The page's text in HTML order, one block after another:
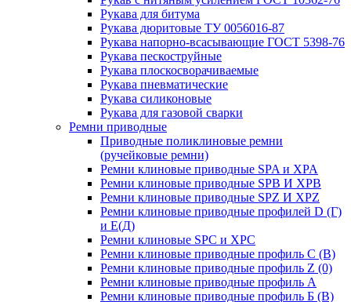
Рукава для битума
Рукава дюритовые ТУ 0056016-87
Рукава напорно-всасывающие ГОСТ 5398-76
Рукава пескоструйные
Рукава плоскосворачиваемые
Рукава пневматические
Рукава силиконовые
Рукава для газовой сварки
Ремни приводные
Приводные поликлиновые ремни
(ручейковые ремни)
Ремни клиновые приводные SPA и XPA
Ремни клиновые приводные SPB И XPB
Ремни клиновые приводные SPZ И XPZ
Ремни клиновые приводные профилей D (Г)
и Е(Д)
Ремни клиновые SPC и XPC
Ремни клиновые приводные профиль C (В)
Ремни клиновые приводные профиль Z (0)
Ремни клиновые приводные профиль А
Ремни клиновые приводные профиль Б (B)